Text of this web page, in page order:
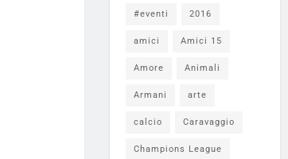
#eventi 2016
amici Amici 15
Amore Animali
Armani arte
calcio Caravaggio
Champions League